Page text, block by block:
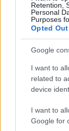
Retention,
Personal
Purposes
Opted Out
Google
I want to
related to
device
I want to
Google for
diQuarta
18